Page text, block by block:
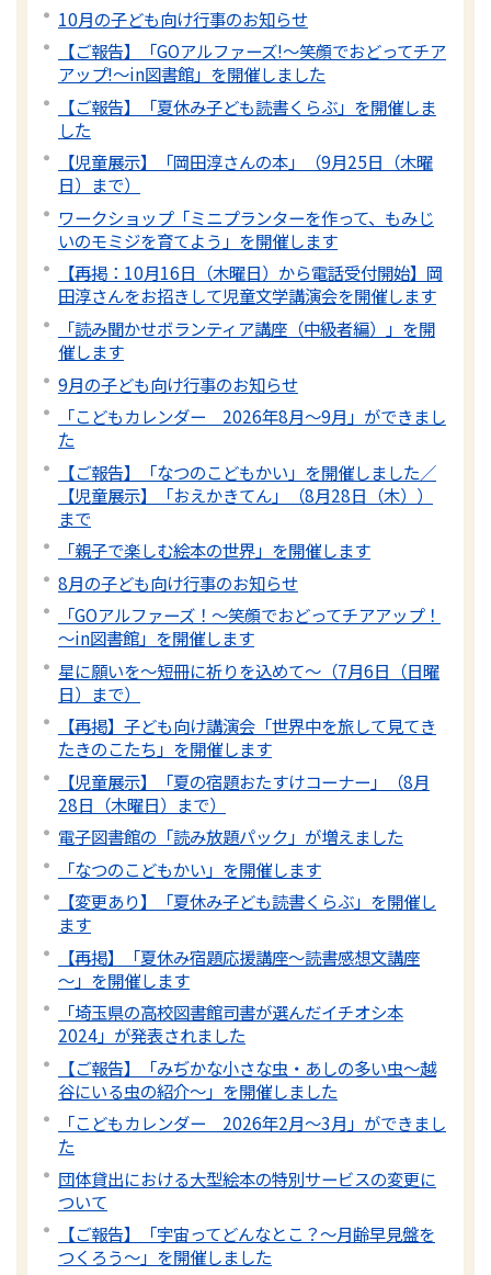
10月の子ども向け行事のお知らせ
【ご報告】「GOアルファーズ!～笑顔でおどってチア
アップ!～in図書館」を開催しました
【ご報告】「夏休み子ども読書くらぶ」を開催しま
した
【児童展示】「岡田淳さんの本」（9月25日（木曜
日）まで）
ワークショップ「ミニプランターを作って、もみじ
いのモミジを育てよう」を開催します
【再掲：10月16日（木曜日）から電話受付開始】岡
田淳さんをお招きして児童文学講演会を開催します
「読み聞かせボランティア講座（中級者編）」を開
催します
9月の子ども向け行事のお知らせ
「こどもカレンダー 2026年8月～9月」ができまし
た
【ご報告】「なつのこどもかい」を開催しました／
【児童展示】「おえかきてん」（8月28日（木））
まで
「親子で楽しむ絵本の世界」を開催します
8月の子ども向け行事のお知らせ
「GOアルファーズ！～笑顔でおどってチアアップ！
～in図書館」を開催します
星に願いを～短冊に祈りを込めて～（7月6日（日曜
日）まで）
【再掲】子ども向け講演会「世界中を旅して見てき
たきのこたち」を開催します
【児童展示】「夏の宿題おたすけコーナー」（8月
28日（木曜日）まで）
電子図書館の「読み放題パック」が増えました
「なつのこどもかい」を開催します
【変更あり】「夏休み子ども読書くらぶ」を開催し
ます
【再掲】「夏休み宿題応援講座～読書感想文講座
～」を開催します
「埼玉県の高校図書館司書が選んだイチオシ本
2024」が発表されました
【ご報告】「みぢかな小さな虫・あしの多い虫～越
谷にいる虫の紹介～」を開催しました
「こどもカレンダー 2026年2月～3月」ができまし
た
団体貸出における大型絵本の特別サービスの変更に
ついて
【ご報告】「宇宙ってどんなとこ？～月齢早見盤を
つくろう～」を開催しました